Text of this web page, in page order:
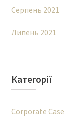
Серпень 2021
Липень 2021
Категорії
Corporate Case